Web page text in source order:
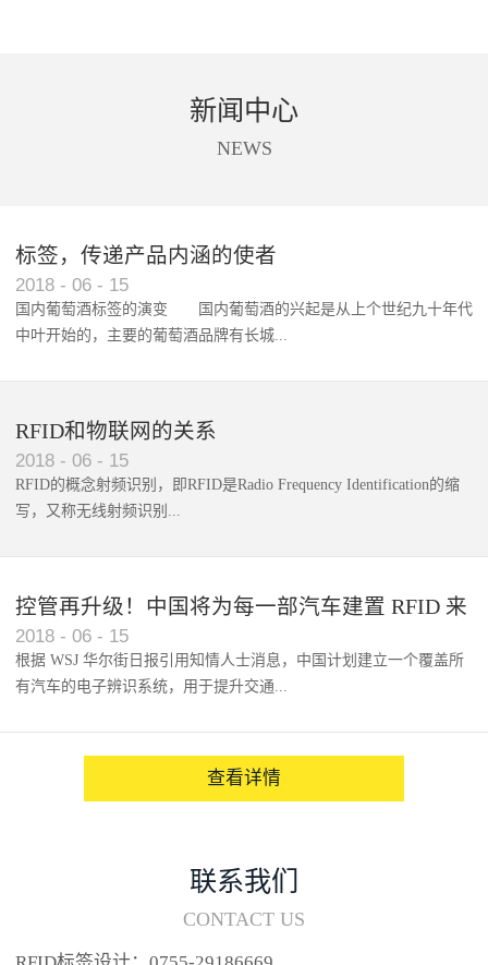
新闻中心
NEWS
标签，传递产品内涵的使者
2018 - 06 - 15
国内葡萄酒标签的演变 国内葡萄酒的兴起是从上个世纪九十年代
中叶开始的，主要的葡萄酒品牌有长城...
RFID和物联网的关系
2018 - 06 - 15
RFID的概念射频识别，即RFID是Radio Frequency Identification的缩
写，又称无线射频识别...
控管再升级！中国将为每一部汽车建置 RFID 来
架构辨识系统
2018 - 06 - 15
根据 WSJ 华尔街日报引用知情人士消息，中国计划建立一个覆盖所
有汽车的电子辨识系统，用于提升交通...
查看详情
联系我们
CONTACT US